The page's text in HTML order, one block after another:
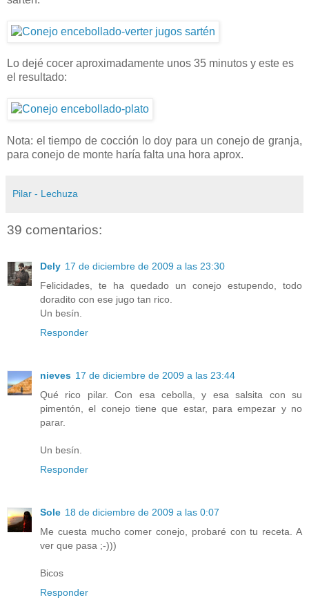
Lo dejé cocer aproximadamente unos 35 minutos y este es
el resultado:
Nota: el tiempo de cocción lo doy para un conejo de granja,
para conejo de monte haría falta una hora aprox.
Pilar - Lechuza
39 comentarios:
Dely 17 de diciembre de 2009 a las 23:30
Felicidades, te ha quedado un conejo estupendo, todo
doradito con ese jugo tan rico.
Un besín.
Responder
nieves 17 de diciembre de 2009 a las 23:44
Qué rico pilar. Con esa cebolla, y esa salsita con su
pimentón, el conejo tiene que estar, para empezar y no
parar.
Un besín.
Responder
Sole 18 de diciembre de 2009 a las 0:07
Me cuesta mucho comer conejo, probaré con tu receta. A
ver que pasa ;-)))
Bicos
Responder